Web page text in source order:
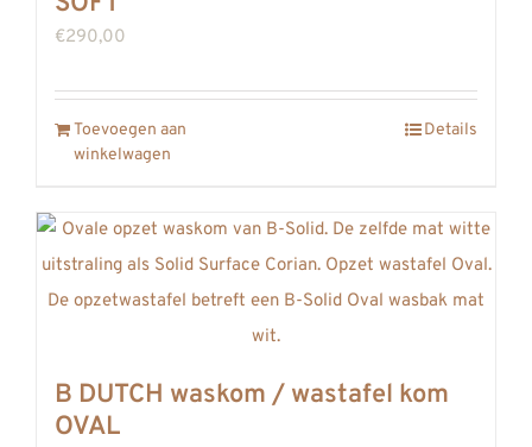
€290,00
Toevoegen aan
winkelwagen
Details
B DUTCH waskom / wastafel kom
OVAL